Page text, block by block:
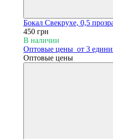
Бокал Свекрухе, 0,5
450 грн
В наличии
Оптовые цены от 3
Оптовые цены